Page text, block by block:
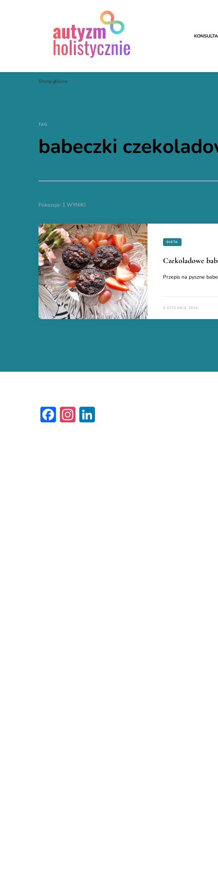
Autyzm Holistycznie
Strona główna
TAG
babeczki
Pokazuje: 1 WYNIKI
DIETA
Czekoladowe
Przepis na pyszne
4 STYCZNIA 2024
Facebook
Instagram